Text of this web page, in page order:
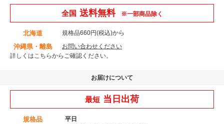
全国 送料無料 ※一部商品除く
北海道 規格品660円(税込)から
沖縄県・離島
お問い合わせください
詳しくはこちらからご確認ください。
お届けについて
最短 当日出荷
規格品
平日